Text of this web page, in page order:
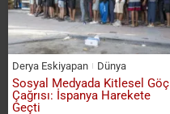
Derya Eskiyapan Dünya
Sosyal Medyada Kitlesel Göç
Çağrısı: İspanya Harekete
Geçti